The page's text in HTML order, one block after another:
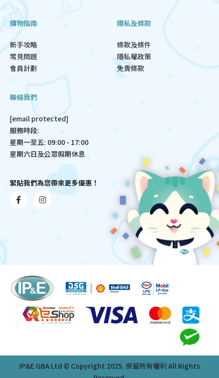
購物指南
新手攻略
常見問題
會員計劃
隱私及條款
條款及條件
隱私權政策
免責條款
聯絡我們
[email protected]
服務時段:
星期一至五: 09:00 - 17:00
星期六日及公眾假期休息
緊貼我們為您帶來更多優惠！
IP&E GBA Ltd © Copyright 2025. 保留所有權利 All Rights